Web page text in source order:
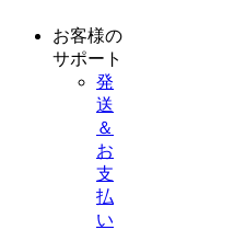
お客様の
サポート
発
送
＆
お
支
払
い